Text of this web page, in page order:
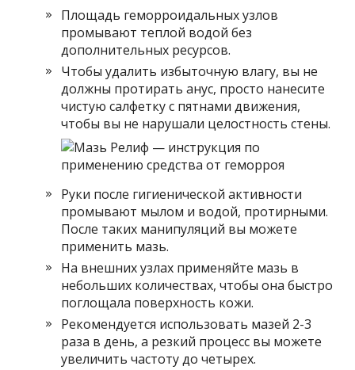
Площадь геморроидальных узлов
промывают теплой водой без
дополнительных ресурсов.
Чтобы удалить избыточную влагу, вы не
должны протирать анус, просто нанесите
чистую салфетку с пятнами движения,
чтобы вы не нарушали целостность стены.
Руки после гигиенической активности
промывают мылом и водой, протирными.
После таких манипуляций вы можете
применить мазь.
На внешних узлах применяйте мазь в
небольших количествах, чтобы она быстро
поглощала поверхность кожи.
Рекомендуется использовать мазей 2-3
раза в день, а резкий процесс вы можете
увеличить частоту до четырех.